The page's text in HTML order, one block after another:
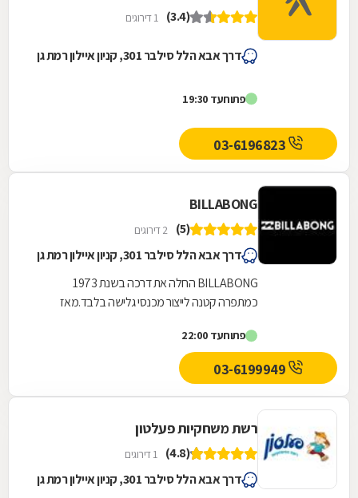
(3.4) 1 דירוגים
דרך אבא הלל סילבר 301, קניון איילון רמת גן
פתוחעד 19:30
BILLABONG
(5) 2 דירוגים
דרך אבא הלל סילבר 301, קניון איילון רמת גן
BILLABONG החלה את דרכה בשנת 1973
כמתפרה קטנה לייצור מכנסי גלישה בלבד.מאז
לגברים ולנשים, כזו שמשקפת...
פתוחעד 22:00
רשת משחקיות פעלטון
(4.8) 1 דירוגים
דרך אבא הלל סילבר 301, קניון איילון רמת גן